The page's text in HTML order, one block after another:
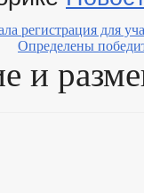
регистрация для
Определены
и